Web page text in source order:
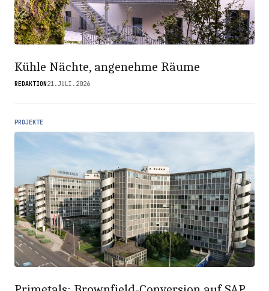
Kühle Nächte, angenehme Räume
REDAKTION21.JULI.2026
PROJEKTE